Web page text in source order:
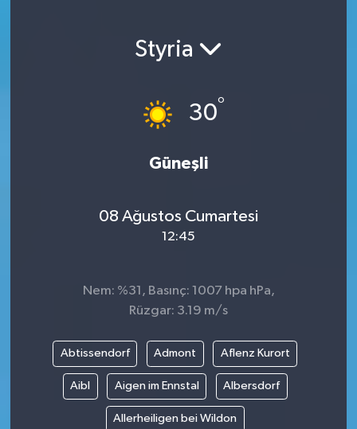
Styria
30°
Güneşli
08 Ağustos Cumartesi
12:45
Nem: %31, Basınç: 1007 hpa hPa,
Rüzgar: 3.19 m/s
Abtissendorf Admont Aflenz Kurort
Aibl Aigen im Ennstal Albersdorf
Allerheiligen bei Wildon